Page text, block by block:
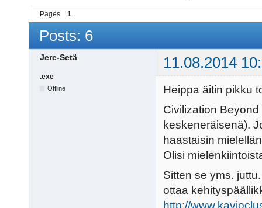
Pages 1
Posts: 6
Jere-Setä 11.08.2014
.exe
Offline
Heippa äitin pikku
Civilization
keskeneräisenä).
haastaisin
Olisi
Sitten se yms.
ottaa